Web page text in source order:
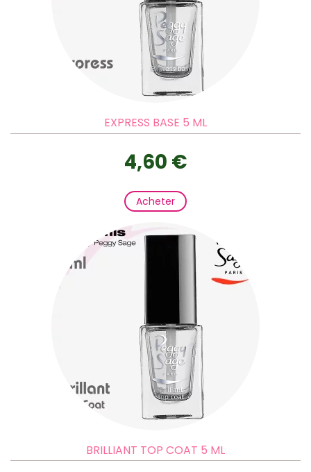
EXPRESS BASE 5 ML
4,60 €
Acheter
BRILLIANT TOP COAT 5 ML